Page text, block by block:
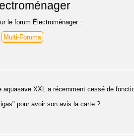
le forum Électroménager :
Multi-Forums
XXL a récemment cessé de
pour avoir son avis la carte ?